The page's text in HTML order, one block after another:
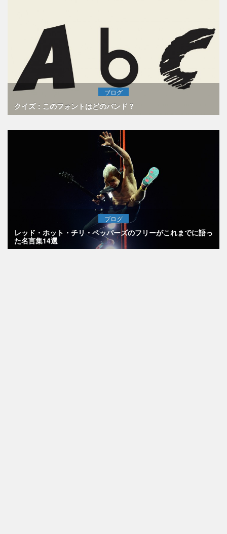
ブログ
クイズ：このフォントはどのバンド？
ブログ
レッド・ホット・チリ・ペッパーズのフリーがこれまでに語っ
た名言集14選